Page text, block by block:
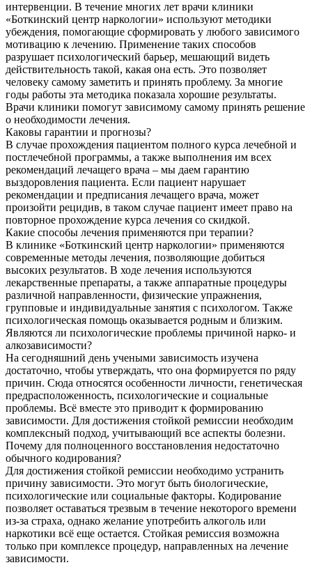
интервенции. В течение многих лет врачи клиники
«Боткинский центр наркологии» используют методики
убеждения, помогающие сформировать у любого зависимого
мотивацию к лечению. Применение таких способов
разрушает психологический барьер, мешающий видеть
действительность такой, какая она есть. Это позволяет
человеку самому заметить и принять проблему. За многие
годы работы эта методика показала хорошие результаты.
Врачи клиники помогут зависимому самому принять решение
о необходимости лечения.
Каковы гарантии и прогнозы?
В случае прохождения пациентом полного курса лечебной и
постлечебной программы, а также выполнения им всех
рекомендаций лечащего врача – мы даем гарантию
выздоровления пациента. Если пациент нарушает
рекомендации и предписания лечащего врача, может
произойти рецидив, в таком случае пациент имеет право на
повторное прохождение курса лечения со скидкой.
Какие способы лечения применяются при терапии?
В клинике «Боткинский центр наркологии» применяются
современные методы лечения, позволяющие добиться
высоких результатов. В ходе лечения используются
лекарственные препараты, а также аппаратные процедуры
различной направленности, физические упражнения,
групповые и индивидуальные занятия с психологом. Также
психологическая помощь оказывается родным и близким.
Являются ли психологические проблемы причиной нарко- и
алкозависимости?
На сегодняшний день учеными зависимость изучена
достаточно, чтобы утверждать, что она формируется по ряду
причин. Сюда относятся особенности личности, генетическая
предрасположенность, психологические и социальные
проблемы. Всё вместе это приводит к формированию
зависимости. Для достижения стойкой ремиссии необходим
комплексный подход, учитывающий все аспекты болезни.
Почему для полноценного восстановления недостаточно
обычного кодирования?
Для достижения стойкой ремиссии необходимо устранить
причину зависимости. Это могут быть биологические,
психологические или социальные факторы. Кодирование
позволяет оставаться трезвым в течение некоторого времени
из-за страха, однако желание употребить алкоголь или
наркотики всё еще остается. Стойкая ремиссия возможна
только при комплексе процедур, направленных на лечение
зависимости.